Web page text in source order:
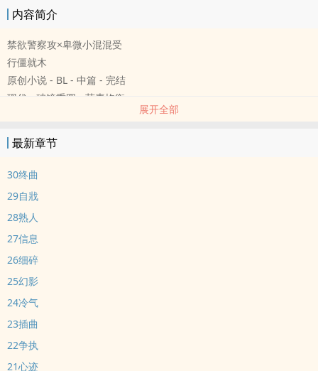
内容简介
禁欲警察攻×卑微小混混受
行僵就木
原创小说 - BL - 中篇 - 完结
现代 - 破镜重圆 - 荤素均衡
李格自小不学无术，不务正业，小时候逃学逃课，长大了偷鸡摸狗，
但他唯一怕陈随，怕陈随骂他，更怕陈随操他。
他躲了几年，本以为陈随优越的家境和人生会和他再不相干，没想到
涉黄。
李格哆哆嗦嗦道歉，以为护住了自己，陈随只是低低看着他，脱掉衬
衫和皮带。
“我说过，第三次会‎‎干‎死‎‍‌你‍。”
————
‌‍1‎‌‍v‌‍1‍‌，受小混混三观不正，非典型破镜重圆，脑洞产物，非严谨现实
向
展开全部
最新章节
30终曲
29自戕
28熟人
27信息
26细碎
25幻影
24冷气
23插曲
22争执
21心迹